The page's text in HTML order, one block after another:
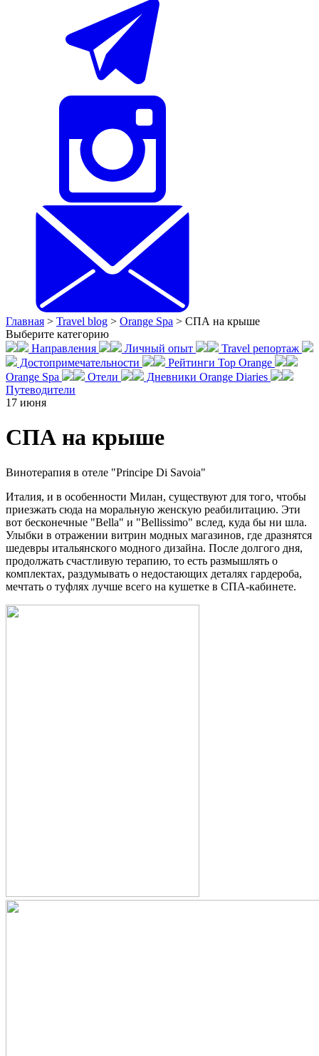
Главная > Travel blog > Orange Spa > СПА на крыше
Выберите категорию
Направления
Личный опыт
Travel репортаж
Достопримечательности
Рейтинги Top Orange
Orange Spa
Отели
Дневники Orange Diaries
Путеводители
17 июня
СПА на крыше
Винотерапия в отеле "Principe Di Savoia"
Италия, и в особенности Милан, существуют для того, чтобы
приезжать сюда на моральную женскую реабилитацию. Эти
вот бесконечные "Bella" и "Bellissimo" вслед, куда бы ни шла.
Улыбки в отражении витрин модных магазинов, где дразнятся
шедевры итальянского модного дизайна. После долгого дня,
продолжать счастливую терапию, то есть размышлять о
комплектах, раздумывать о недостающих деталях гардероба,
мечтать о туфлях лучше всего на кушетке в СПА-кабинете.